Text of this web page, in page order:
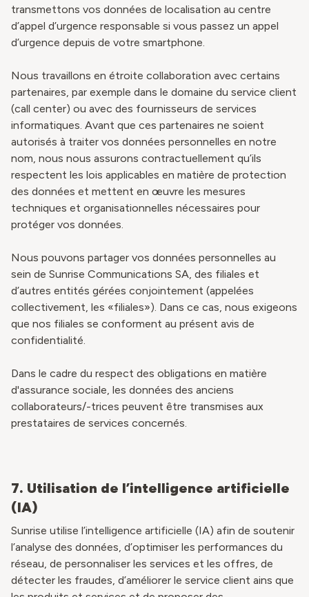
transmettons vos données de localisation au centre
d’appel d’urgence responsable si vous passez un appel
d’urgence depuis de votre smartphone.
Nous travaillons en étroite collaboration avec certains
partenaires, par exemple dans le domaine du service client
(call center) ou avec des fournisseurs de services
informatiques. Avant que ces partenaires ne soient
autorisés à traiter vos données personnelles en notre
nom, nous nous assurons contractuellement qu’ils
respectent les lois applicables en matière de protection
des données et mettent en œuvre les mesures
techniques et organisationnelles nécessaires pour
protéger vos données.
Nous pouvons partager vos données personnelles au
sein de Sunrise Communications SA, des filiales et
d’autres entités gérées conjointement (appelées
collectivement, les «filiales»). Dans ce cas, nous exigeons
que nos filiales se conforment au présent avis de
confidentialité.
Dans le cadre du respect des obligations en matière
d'assurance sociale, les données des anciens
collaborateurs/-trices peuvent être transmises aux
prestataires de services concernés.
7. Utilisation de l’intelligence artificielle
(IA)
Sunrise utilise l’intelligence artificielle (IA) afin de soutenir
l’analyse des données, d’optimiser les performances du
réseau, de personnaliser les services et les offres, de
détecter les fraudes, d’améliorer le service client ains que